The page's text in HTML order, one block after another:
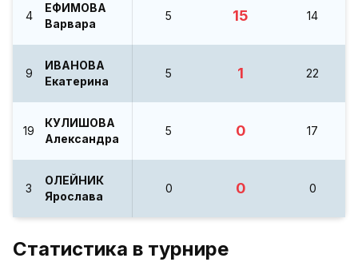
4
ЕФИМОВА
Варвара
5 15 14
9
ИВАНОВА
Екатерина
5 1 22
19
КУЛИШОВА
Александра
5 0 17
3
ОЛЕЙНИК
Ярослава
0 0 0
Статистика в турнире